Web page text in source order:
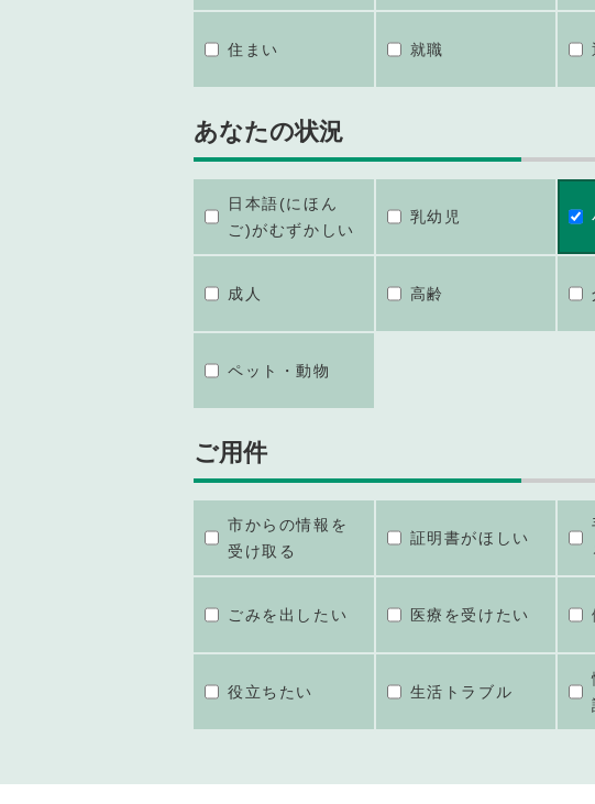
住まい 就職
あなたの状況
日本語(にほん
ご)がむずかしい
乳幼児
成人 高齢
ペット・動物
ご用件
市からの情報を
受け取る
証明書がほしい
ごみを出したい 医療を受けたい
役立ちたい 生活トラブル